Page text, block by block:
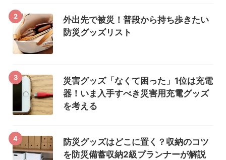
2
外出先で被災！普段から持ち歩きたい
防災グッズリスト
3
災害グッズ「なくて困った」1位は充電
器！いま入手すべき災害用充電グッズ
を考える
4
防災グッズはどこに置く？収納のコツ
を防災備蓄収納2級プランナーが解説